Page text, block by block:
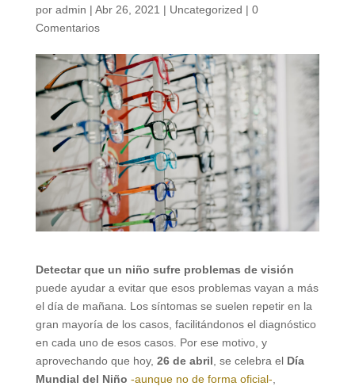
por admin | Abr 26, 2021 | Uncategorized | 0
Comentarios
Detectar que un niño sufre problemas de visión
puede ayudar a evitar que esos problemas vayan a más
el día de mañana. Los síntomas se suelen repetir en la
gran mayoría de los casos, facilitándonos el diagnóstico
en cada uno de esos casos. Por ese motivo, y
aprovechando que hoy, 26 de abril , se celebra el Día
Mundial del Niño -aunque no de forma oficial-